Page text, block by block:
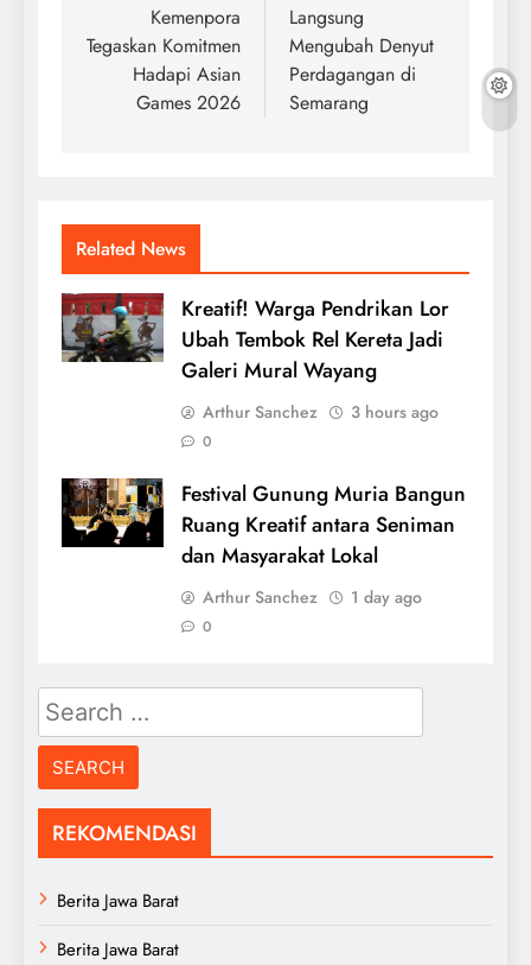
Kemenpora
Tegaskan Komitmen
Hadapi Asian
Games 2026
Langsung
Mengubah Denyut
Perdagangan di
Semarang
Related News
Kreatif! Warga Pendrikan Lor
Ubah Tembok Rel Kereta Jadi
Galeri Mural Wayang
Arthur Sanchez 3 hours ago
0
Festival Gunung Muria Bangun
Ruang Kreatif antara Seniman
dan Masyarakat Lokal
Arthur Sanchez 1 day ago
0
Search
for:
REKOMENDASI
Berita Jawa Barat
Berita Jawa Barat